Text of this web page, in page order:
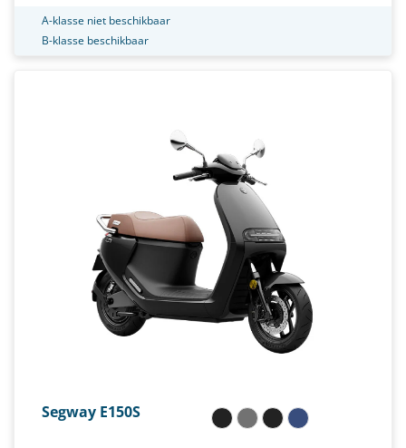
A-klasse niet beschikbaar
B-klasse beschikbaar
Segway E150S